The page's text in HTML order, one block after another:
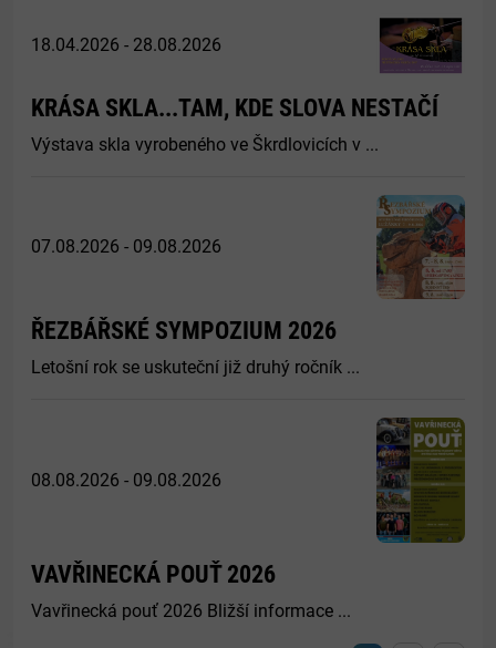
18.04.2026 - 28.08.2026
KRÁSA SKLA...TAM, KDE SLOVA NESTAČÍ
Výstava skla vyrobeného ve Škrdlovicích v ...
07.08.2026 - 09.08.2026
ŘEZBÁŘSKÉ SYMPOZIUM 2026
Letošní rok se uskuteční již druhý ročník ...
08.08.2026 - 09.08.2026
VAVŘINECKÁ POUŤ 2026
Vavřinecká pouť 2026 Bližší informace ...